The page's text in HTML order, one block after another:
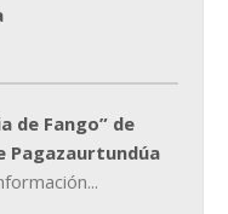
de Fango” de
Pagazaurtundúa